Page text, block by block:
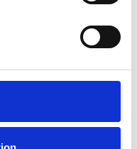
novità